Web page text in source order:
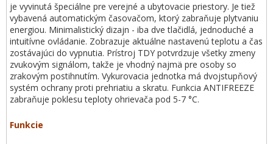
je vyvinutá špeciálne pre verejné a ubytovacie priestory. Je tiež
vybavená automatickým časovačom, ktorý zabraňuje plytvaniu
energiou. Minimalistický dizajn - iba dve tlačidlá, jednoduché a
intuitívne ovládanie. Zobrazuje aktuálne nastavenú teplotu a čas
zostávajúci do vypnutia. Prístroj TDY potvrdzuje všetky zmeny
zvukovým signálom, takže je vhodný najmä pre osoby so
zrakovým postihnutím. Vykurovacia jednotka má dvojstupňový
systém ochrany proti prehriatiu a skratu. Funkcia ANTIFREEZE
zabraňuje poklesu teploty ohrievača pod 5-7 °C.
Funkcie